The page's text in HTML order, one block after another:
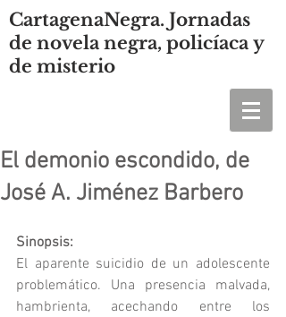
CartagenaNegra. Jornadas
de novela negra, policíaca y
de misterio
El demonio escondido, de
José A. Jiménez Barbero
Sinopsis:
El aparente suicidio de un adolescente
problemático. Una presencia malvada,
hambrienta, acechando entre los